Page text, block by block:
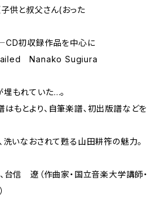
供と叔父さん(おった
初収録作品を中心に
Nanako Sugiura
もれていた…。
もとより、自筆楽譜、初出版譜などを
洗いなおされて甦る山田耕筰の魅力。
台信 遼（作曲家・国立音楽大学講師・